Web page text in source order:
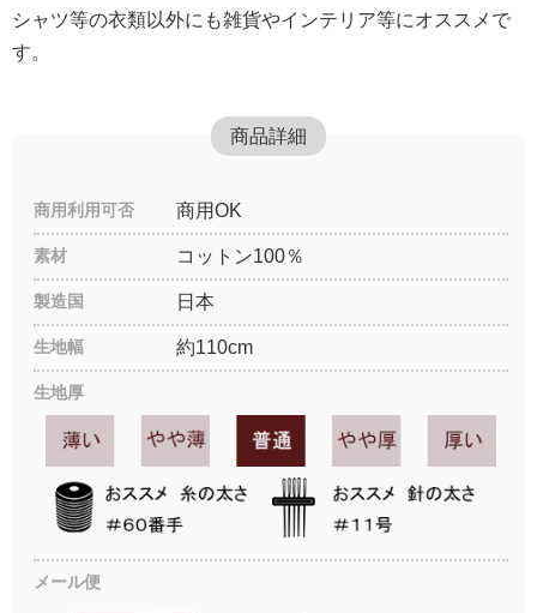
シャツ等の衣類以外にも雑貨やインテリア等にオススメで
す。
商品詳細
商用利用可否 商用OK
素材 コットン100％
製造国 日本
生地幅 約110cm
生地厚
メール便